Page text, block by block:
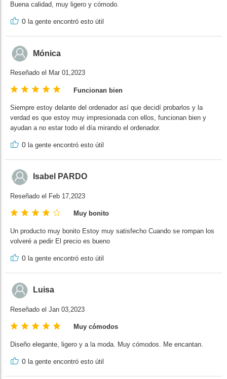
Buena calidad, muy ligero y cómodo.
0 la gente encontró esto útil
Mónica
Reseñado el Mar 01,2023
Funcionan bien
Siempre estoy delante del ordenador así que decidí probarlos y la
verdad es que estoy muy impresionada con ellos, funcionan bien y
ayudan a no estar todo el día mirando el ordenador.
0 la gente encontró esto útil
Isabel PARDO
Reseñado el Feb 17,2023
Muy bonito
Un producto muy bonito Estoy muy satisfecho Cuando se rompan los
volveré a pedir El precio es bueno
0 la gente encontró esto útil
Luisa
Reseñado el Jan 03,2023
Muy cómodos
Diseño elegante, ligero y a la moda. Muy cómodos. Me encantan.
0 la gente encontró esto útil